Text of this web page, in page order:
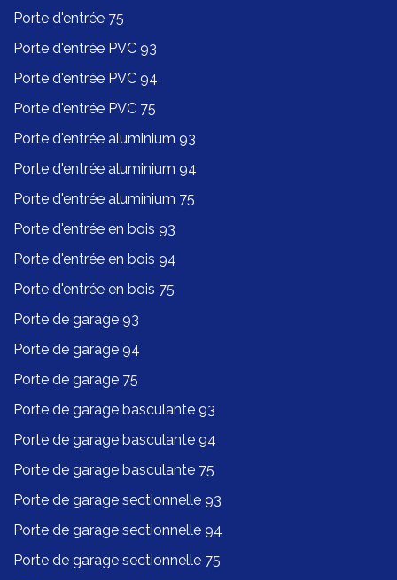
Porte d'entrée 75
Porte d'entrée PVC 93
Porte d'entrée PVC 94
Porte d'entrée PVC 75
Porte d'entrée aluminium 93
Porte d'entrée aluminium 94
Porte d'entrée aluminium 75
Porte d'entrée en bois 93
Porte d'entrée en bois 94
Porte d'entrée en bois 75
Porte de garage 93
Porte de garage 94
Porte de garage 75
Porte de garage basculante 93
Porte de garage basculante 94
Porte de garage basculante 75
Porte de garage sectionnelle 93
Porte de garage sectionnelle 94
Porte de garage sectionnelle 75